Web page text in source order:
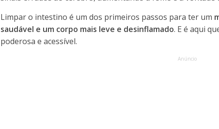
Limpar o intestino é um dos primeiros passos para ter um
saudável e um corpo mais leve e desinflamado. E é aqui
poderosa e acessível.
Anúncio